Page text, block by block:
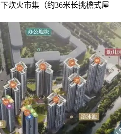
炊火市集（约36米长挑檐式屋